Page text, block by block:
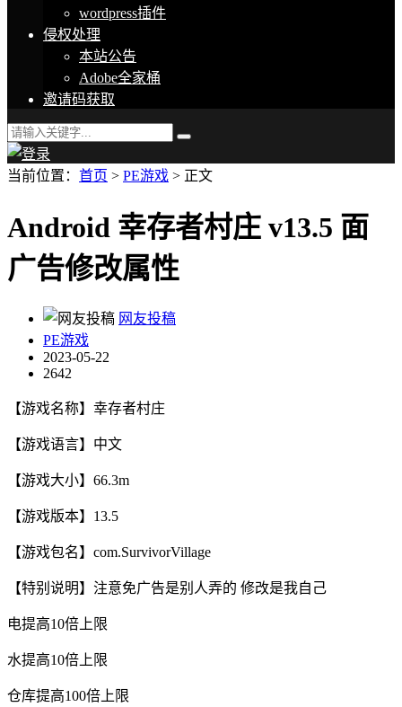
wordpress插件
侵权处理
本站公告
Adobe全家桶
邀请码获取
当前位置： 首页 > PE游戏 > 正文
Android 幸存者村庄 v13.5 面
广告修改属性
网友投稿
PE游戏
2023-05-22
2642
【游戏名称】幸存者村庄
【游戏语言】中文
【游戏大小】66.3m
【游戏版本】13.5
【游戏包名】com.SurvivorVillage
【特别说明】注意免广告是别人弄的 修改是我自己
电提高10倍上限
水提高10倍上限
仓库提高100倍上限